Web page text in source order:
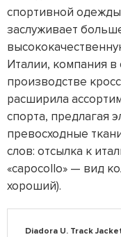
спортивной
заслуживает
Италии, компания
производстве
расширила
спорта, предлагая
превосходные
слов: отсылка к
«capocollo» — вид
хороший).
Diadora U. Track